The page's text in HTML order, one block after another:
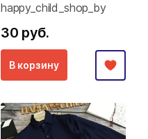
happy_child_shop_by
30 руб.
В корзину